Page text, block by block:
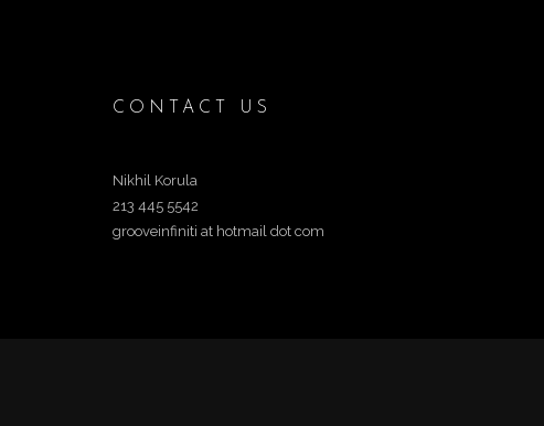
CONTACT US
Nikhil Korula
213 445 5542
grooveinfiniti at hotmail dot com